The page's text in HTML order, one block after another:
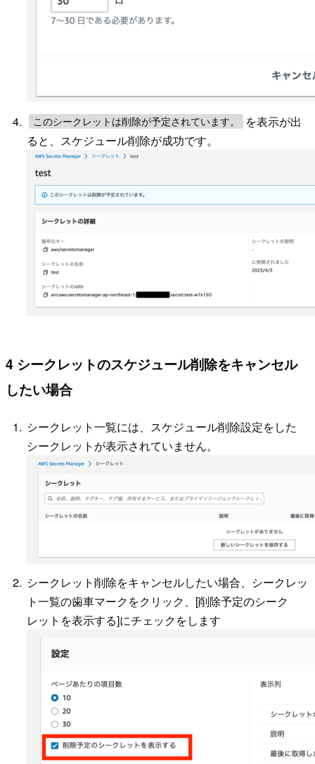
このシークレットは削除が予定されています。
を表示が出
ると、スケジュール削除が成功です。
4 シークレットのスケジュール削除をキャンセル
したい場合
シークレット一覧には、スケジュール削除設定をした
シークレットが表示されていません。
シークレット削除をキャンセルしたい場合、シークレッ
ト一覧の歯車マークをクリック、[削除予定のシーク
レットを表示する]にチェックをします